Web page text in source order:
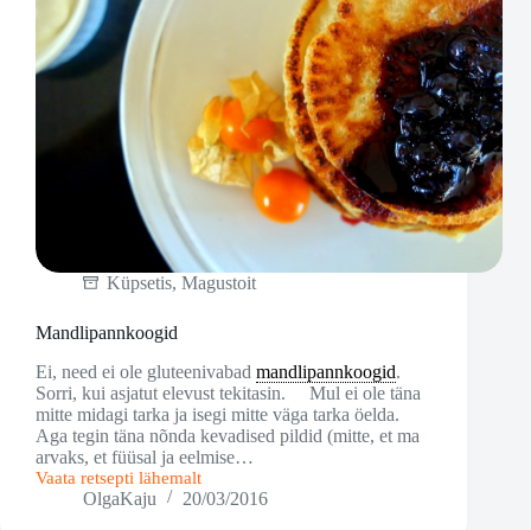
Küpsetis, Magustoit
Mandlipannkoogid
Ei, need ei ole gluteenivabad mandlipannkoogid.
Sorri, kui asjatut elevust tekitasin. Mul ei ole täna
mitte midagi tarka ja isegi mitte väga tarka öelda.
Aga tegin täna nõnda kevadised pildid (mitte, et ma
arvaks, et füüsal ja eelmise…
Vaata retsepti lähemalt
Mandlipannkoogid
OlgaKaju 20/03/2016